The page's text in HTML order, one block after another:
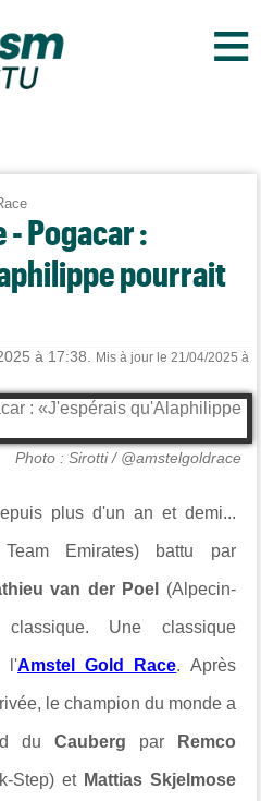
≡
- Pogacar :
pourrait
à 17:38.
Mis à jour le 21/04/2025 à
Photo : Sirotti / @amstelgoldrace
plus d'un an et demi...
Emirates) battu par
van der Poel (Alpecin-
Une classique
l'Amstel Gold Race. Après
le champion du monde a
du Cauberg par Remco
Step) et Mattias Skjelmose